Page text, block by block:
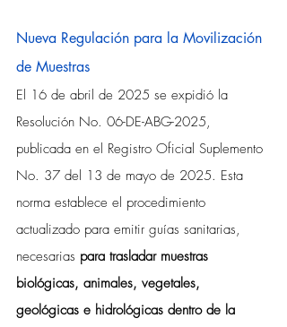
Nueva Regulación para la Movilización
de Muestras
El 16 de abril de 2025 se expidió la
Resolución No. 06-DE-ABG-2025,
publicada en el Registro Oficial Suplemento
No. 37 del 13 de mayo de 2025. Esta
norma establece el procedimiento
actualizado para emitir guías sanitarias,
necesarias para trasladar muestras
biológicas, animales, vegetales,
geológicas e hidrológicas dentro de la